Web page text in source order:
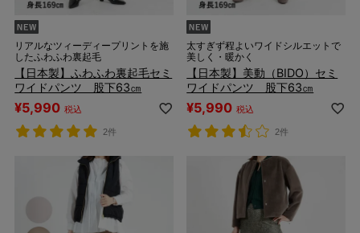
リアルなツィーディープリントを施
したふわふわ裏起毛
【日本製】ふわふわ裏起毛セミ
ワイドパンツ 股下63㎝
¥5,990 税込
2件
太すぎず程よいワイドシルエットで
美しく・暖かく
【日本製】美動（BIDO）セミ
ワイドパンツ 股下63㎝
¥5,990 税込
2件